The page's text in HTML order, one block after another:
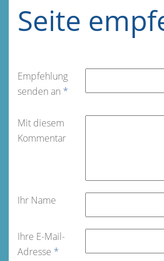
Seite
Empfehlung
senden an *
Mit diesem
Kommentar
Ihr Name
Ihre E-Mail-
Adresse *